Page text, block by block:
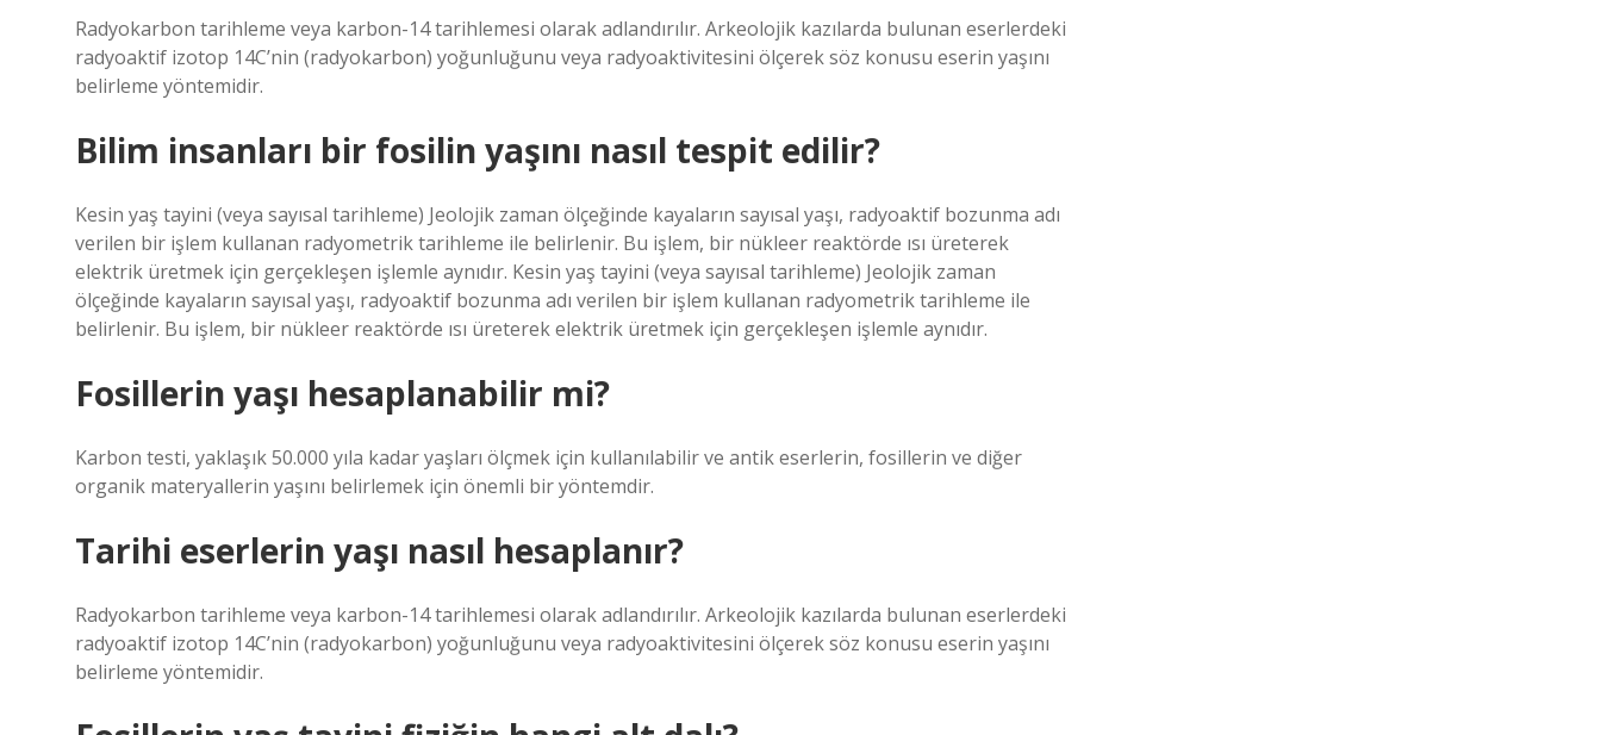
Radyokarbon tarihleme veya karbon-14 tarihlemesi olarak adlandırılır. Arkeolojik kazılarda bulunan eserlerdeki
radyoaktif izotop 14C’nin (radyokarbon) yoğunluğunu veya radyoaktivitesini ölçerek söz konusu eserin yaşını
belirleme yöntemidir.
Bilim insanları bir fosilin yaşını nasıl tespit edilir?
Kesin yaş tayini (veya sayısal tarihleme) Jeolojik zaman ölçeğinde kayaların sayısal yaşı, radyoaktif bozunma adı
verilen bir işlem kullanan radyometrik tarihleme ile belirlenir. Bu işlem, bir nükleer reaktörde ısı üreterek
elektrik üretmek için gerçekleşen işlemle aynıdır. Kesin yaş tayini (veya sayısal tarihleme) Jeolojik zaman
ölçeğinde kayaların sayısal yaşı, radyoaktif bozunma adı verilen bir işlem kullanan radyometrik tarihleme ile
belirlenir. Bu işlem, bir nükleer reaktörde ısı üreterek elektrik üretmek için gerçekleşen işlemle aynıdır.
Fosillerin yaşı hesaplanabilir mi?
Karbon testi, yaklaşık 50.000 yıla kadar yaşları ölçmek için kullanılabilir ve antik eserlerin, fosillerin ve diğer
organik materyallerin yaşını belirlemek için önemli bir yöntemdir.
Tarihi eserlerin yaşı nasıl hesaplanır?
Radyokarbon tarihleme veya karbon-14 tarihlemesi olarak adlandırılır. Arkeolojik kazılarda bulunan eserlerdeki
radyoaktif izotop 14C’nin (radyokarbon) yoğunluğunu veya radyoaktivitesini ölçerek söz konusu eserin yaşını
belirleme yöntemidir.